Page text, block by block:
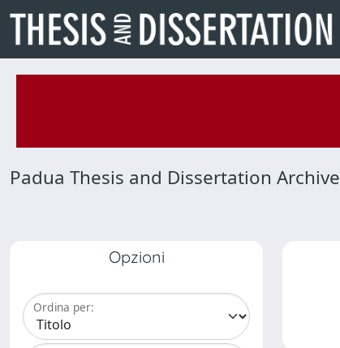
Padua Thesis and Dissertation Archive
Opzioni
Ordina per: